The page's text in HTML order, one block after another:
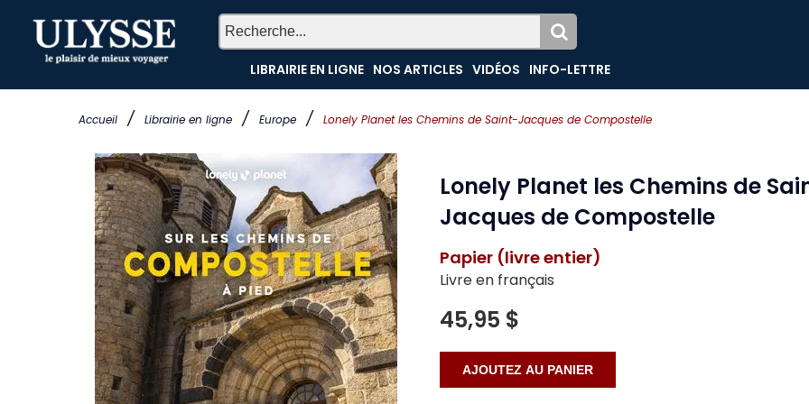
Accueil / Librairie en ligne / Europe / Lonely Planet les Chemins de Saint-Jacques de Compostelle
LIBRAIRIE EN LIGNE NOS ARTICLES VIDÉOS INFO-LETTRE
Lonely Planet les Chemins de
Jacques de Compostelle
Papier (livre entier)
Livre en français
45,95 $